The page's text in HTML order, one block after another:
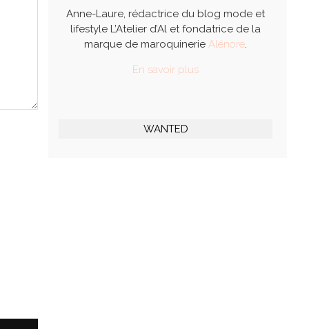
Anne-Laure, rédactrice du blog mode et
lifestyle L’Atelier d’Al et fondatrice de la
marque de maroquinerieAlénore.
En savoir plus
WANTED